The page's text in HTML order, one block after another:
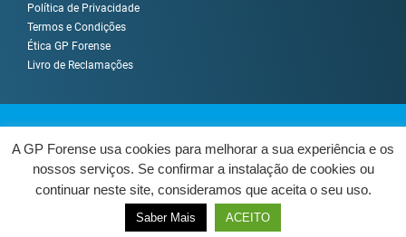
Política de Privacidade
Termos e Condições
Ética GP Forense
Livro de Reclamações
Sobre Nós Serviços Como Trabalhamos?
Contactos
Livro de Reclamações
Centro de Arbitragem
VOLTAR AO TOPO
A GP Forense usa cookies para melhorar a sua experiência e os
nossos serviços. Se confirmar a instalação de cookies ou
continuar neste site, consideramos que aceita o seu uso.
Saber Mais ACEITO